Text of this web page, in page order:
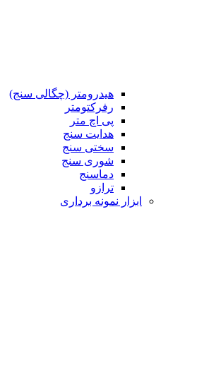
هیدرومتر (چگالی سنج)
رفرکتومتر
پی اچ متر
هدایت سنج
سختی سنج
شوری سنج
دماسنج
ترازو
ابزار نمونه برداری